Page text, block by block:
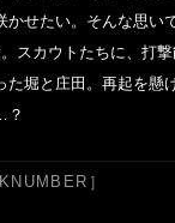
かせたい。そんな思い
スカウトたちに、打
た堀と庄田。再起を懸
？
］